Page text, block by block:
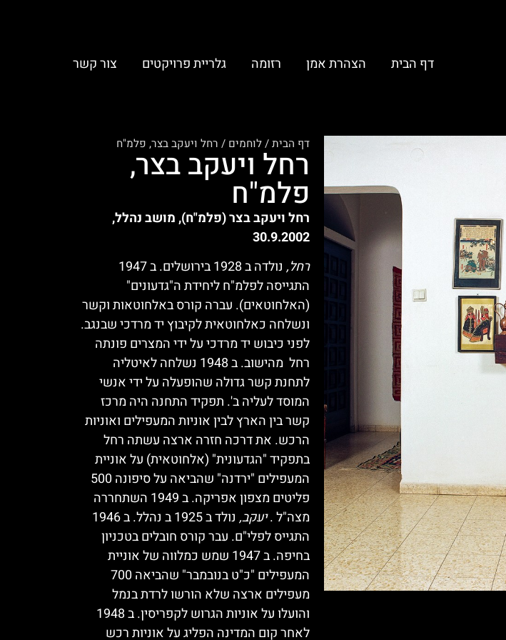
דף הבית הצהרת אמן רזומה גלריית פרויקטים צור קשר
דף הבית/לוחמים / רחל ויעקב בצר, פלמ"ח
רחל ויעקב בצר,
פלמ"ח
רחל ויעקב בצר (פלמ"ח), מושב נהלל,
30.9.2002
רחל,
נולדה ב 1928 בירושלים. ב 1947
התגייסה לפלמ"ח ליחידת ה"גדעונים"
(האלחוטאים). עברה קורס באלחוטאות וקשר
ונשלחה כאלחוטאית לקיבוץ יד מרדכי שבנגב.
לפני כיבוש יד מרדכי על ידי המצרים פונתה
רחל מהישוב. ב 1948 נשלחה לאיטליה
לתחנת קשר גדולה שהופעלה על ידי אנשי
המוסד לעליה ב'. תפקיד התחנה היה מרכז
קשר בין הארץ לבין אוניות המעפילים ואוניות
הרכש. את דרכה חזרה ארצה עשתה רחל
בתפקיד "הגדעונית" (אלחוטאית) על אוניית
המעפילים "ירדנה" שהביאה על סיפונה 500
פליטים מצפון אפריקה. ב 1949 השתחררה
מצה"ל .יעקב,
נולד ב 1925 ב נהלל. ב 1946
התגייס לפלי"ם. עבר קורס חובלים בטכניון
בחיפה. ב 1947 שמש כמלווה של אוניית
המעפילים "כ"ט בנובמבר" שהביאה 700
מעפילים ארצה שלא הורשו לרדת בנמל
והועלו על אוניות הגרוש לקפריסין. ב 1948
לאחר קום המדינה הפליג על אוניות רכש